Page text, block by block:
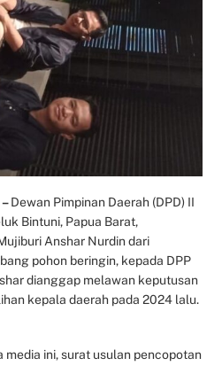
Dewan Pimpinan Daerah (DPD) II
Bintuni, Papua Barat,
Anshar Nurdin dari
pohon beringin, kepada DPP
dianggap melawan keputusan
kepala daerah pada 2024 lalu.
media ini, surat usulan pencopotan